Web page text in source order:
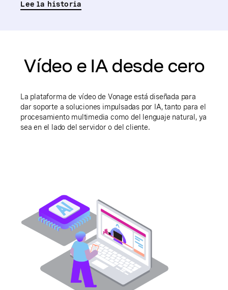
Lee la historia
Vídeo e IA desde cero
La plataforma de vídeo de Vonage está diseñada para
dar soporte a soluciones impulsadas por IA, tanto para el
procesamiento multimedia como del lenguaje natural, ya
sea en el lado del servidor o del cliente.